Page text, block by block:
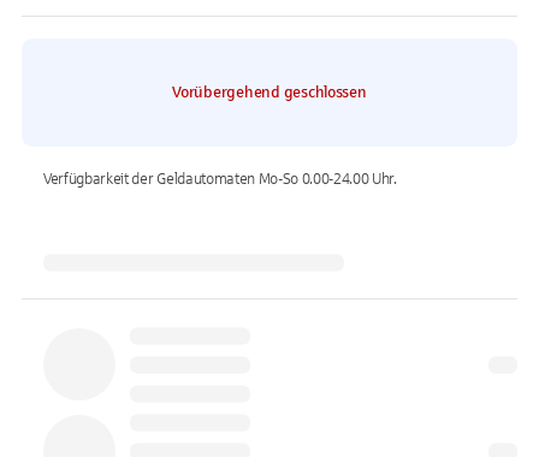
Vorübergehend geschlossen
Verfügbarkeit der Geldautomaten Mo-So 0.00-24.00Uhr.